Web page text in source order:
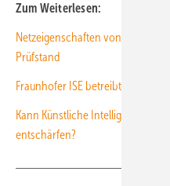
Zum Weiterlesen:
Netzeigenschaften von WEA:
Prüfstand
Fraunhofer ISE betreibt neues
Kann Künstliche Intelligenz den
entschärfen?